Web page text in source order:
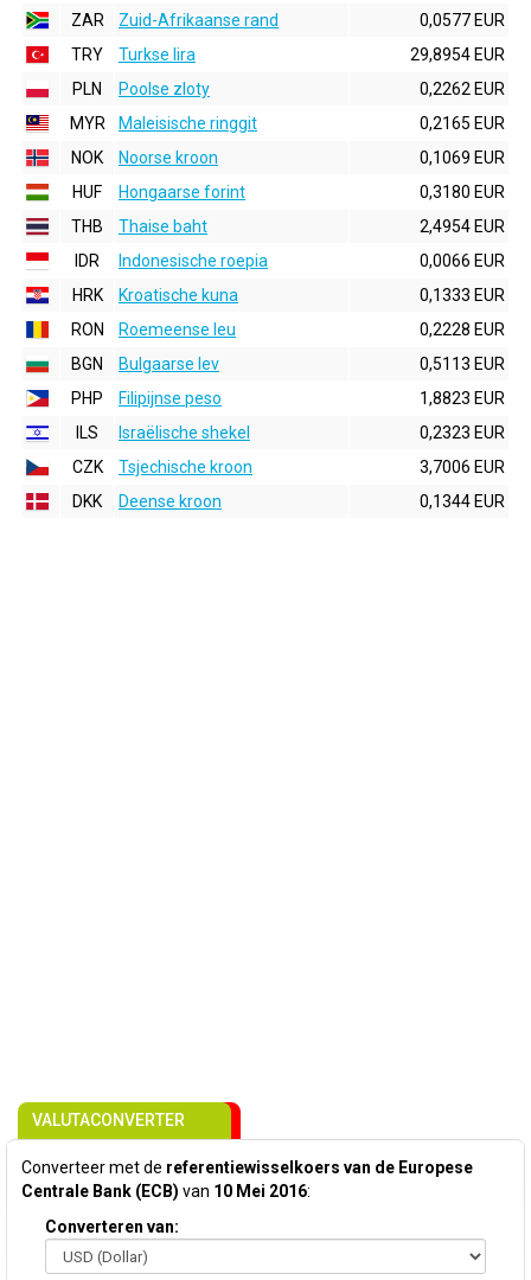
ZAR
Zuid-Afrikaanse rand
0,0577 EUR
TRY
Turkse lira
29,8954 EUR
PLN
Poolse zloty
0,2262 EUR
MYR
Maleisische ringgit
0,2165 EUR
NOK
Noorse kroon
0,1069 EUR
HUF
Hongaarse forint
0,3180 EUR
THB
Thaise baht
2,4954 EUR
IDR
Indonesische roepia
0,0066 EUR
HRK
Kroatische kuna
0,1333 EUR
RON
Roemeense leu
0,2228 EUR
BGN
Bulgaarse lev
0,5113 EUR
PHP
Filipijnse peso
1,8823 EUR
ILS
Israëlische shekel
0,2323 EUR
CZK
Tsjechische kroon
3,7006 EUR
DKK
Deense kroon 0,1344 EUR
VALUTACONVERTER
Converteer met de referentiewisselkoers van de Europese
Centrale Bank (ECB) van 10 Mei 2016:
Converteren van: